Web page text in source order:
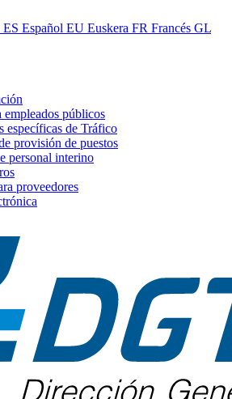
ES Español EU Euskera FR Francés GL
empleados públicos
específicas de Tráfico
provisión de puestos
personal interino
proveedores